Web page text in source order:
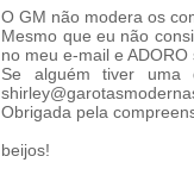
O GM não modera os
Mesmo que eu não
no meu e-mail e
Se alguém tiver uma
Obrigada pela
beijos!